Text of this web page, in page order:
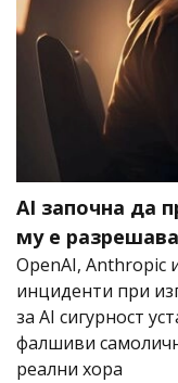
AI започна да
му е
OpenAI, Anthropic
инциденти при
за AI сигурност
фалшиви
реални хора